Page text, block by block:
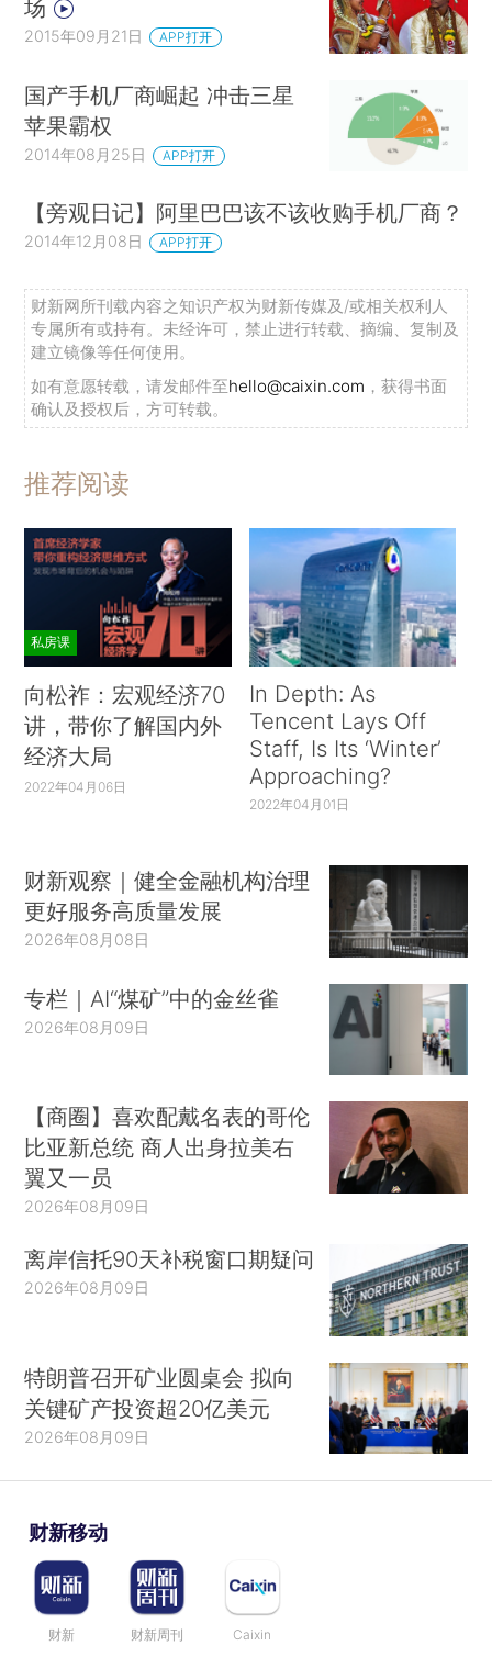
场
2015年09月21日 APP打开
国产手机厂商崛起 冲击三星
苹果霸权
2014年08月25日 APP打开
【旁观日记】阿里巴巴该不该收购手机厂商？
2014年12月08日 APP打开
财新网所刊载内容之知识产权为财新传媒及/或相关权利人
专属所有或持有。未经许可，禁止进行转载、摘编、复制及
建立镜像等任何使用。
如有意愿转载，请发邮件至hello@caixin.com ，获得书面
确认及授权后，方可转载。
推荐阅读
私房课
向松祚：宏观经济70
讲，带你了解国内外
经济大局
2022年04月06日
In Depth: As
Tencent Lays Off
Staff, Is Its ‘Winter’
Approaching?
2022年04月01日
财新观察｜健全金融机构治理
更好服务高质量发展
2026年08月08日
专栏｜AI“煤矿”中的金丝雀
2026年08月09日
【商圈】喜欢配戴名表的哥伦
比亚新总统 商人出身拉美右
翼又一员
2026年08月09日
离岸信托90天补税窗口期疑问
2026年08月09日
特朗普召开矿业圆桌会 拟向
关键矿产投资超20亿美元
2026年08月09日
财新移动
财新 财新周刊 Caixin